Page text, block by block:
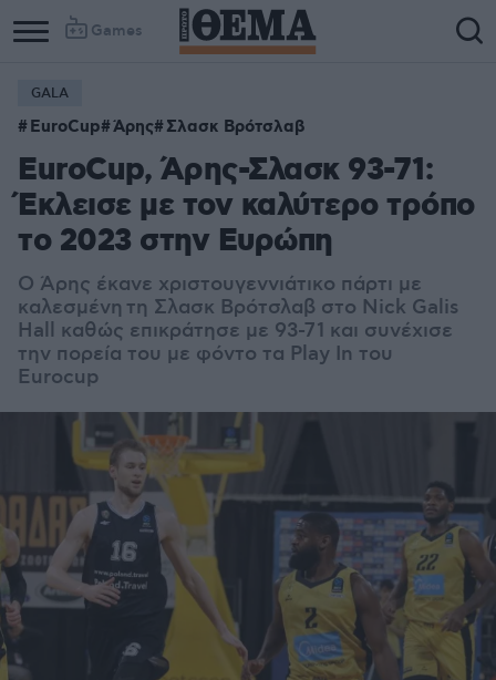
Games
GALA
EuroCup Άρης Σλασκ Βρότσλαβ
EuroCup, Άρης-Σλασκ 93-71:
Έκλεισε με τον καλύτερο τρόπο
το 2023 στην Ευρώπη
Ο Άρης έκανε χριστουγεννιάτικο πάρτι με
καλεσμένη τη Σλασκ Βρότσλαβ στο Nick Galis
Hall καθώς επικράτησε με 93-71 και συνέχισε
την πορεία του με φόντο τα Play In του
Eurocup